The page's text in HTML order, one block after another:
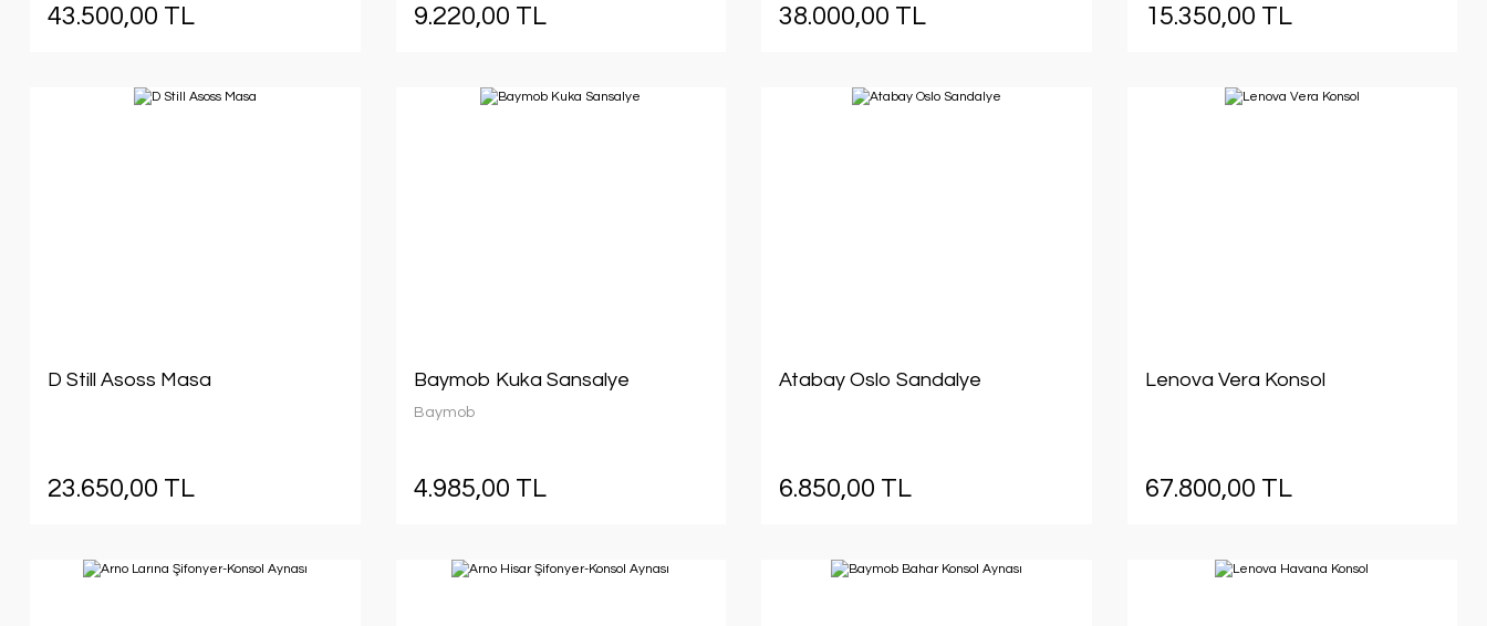
43.500,00 TL 9.220,00 TL 38.000,00 TL 15.350,00 TL
D Still Asoss Masa
23.650,00 TL
Baymob Kuka Sansalye
Baymob
4.985,00 TL
Atabay Oslo Sandalye
6.850,00 TL
Lenova Vera Konsol
67.800,00 TL